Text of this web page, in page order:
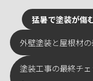
猛暑で塗装が傷
外壁塗装と屋根材
塗装工事の最終チ